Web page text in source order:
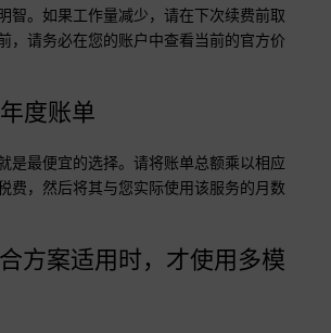
智。如果工作量减少，请在下次续费前取
，请务必在您的账户中查看当前的官方价
度账单
是最便宜的选择。请将账单总额乘以相应
费，然后将其与您实际使用该服务的月数
方案适用时，才使用多模